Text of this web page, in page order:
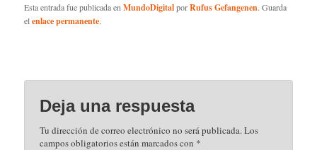
Esta entrada fue publicada enMundoDigitalporRufus Gefangenen. Guarda
elenlace permanente.
Deja una respuesta
Tu dirección de correo electrónico no será publicada.Los
campos obligatorios están marcados con *